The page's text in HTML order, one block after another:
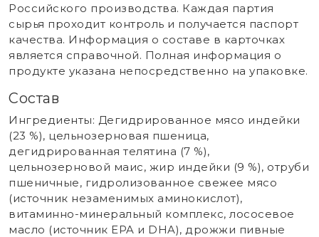
Российского производства. Каждая партия
сырья проходит контроль и получается паспорт
качества. Информация о составе в карточках
является справочной. Полная информация о
продукте указана непосредственно на упаковке.
Состав
Ингредиенты: Дегидрированное мясо индейки
(23 %), цельнозерновая пшеница,
дегидрированная телятина (7 %),
цельнозерновой маис, жир индейки (9 %), отруби
пшеничные, гидролизованное свежее мясо
(источник незаменимых аминокислот),
витаминно-минеральный комплекс, лососевое
масло (источник EPA и DHA), дрожжи пивные